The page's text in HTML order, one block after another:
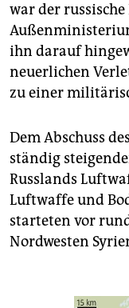
war der
ihn darauf
neuerlichen
zu einer
Dem Abschuss
ständig
Russlands
Luftwaffe und
starteten vor
Nordwesten